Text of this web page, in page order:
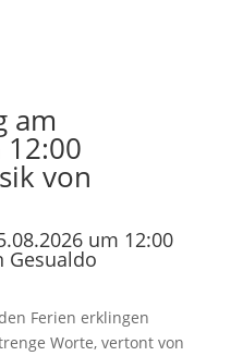
am
von
um 12:00
Gesualdo
Ferien erklingen
Worte, vertont von